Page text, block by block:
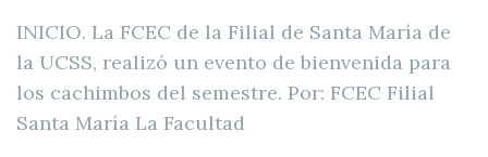
INICIO. La FCEC de la Filial de Santa María de
la UCSS, realizó un evento de bienvenida para
los cachimbos del semestre. Por: FCEC Filial
Santa María La Facultad